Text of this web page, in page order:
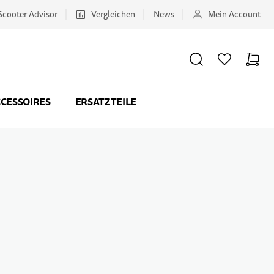
Advisor Vergleichen News Mein Account
ERSATZTEILE
SUCHE WUNSCHZETTEL